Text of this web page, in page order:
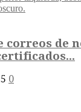
correos de
0